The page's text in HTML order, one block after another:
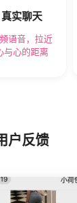
真实聊天
语音，拉近
与心的距离
户反馈